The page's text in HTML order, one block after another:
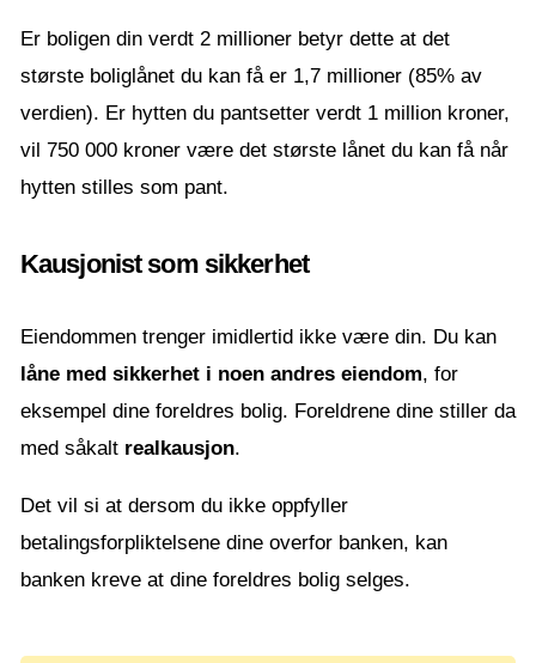
Er boligen din verdt 2 millioner betyr dette at det
største boliglånet du kan få er 1,7 millioner (85% av
verdien). Er hytten du pantsetter verdt 1 million kroner,
vil 750 000 kroner være det største lånet du kan få når
hytten stilles som pant.
Kausjonist som sikkerhet
Eiendommen trenger imidlertid ikke være din. Du kan
låne med sikkerhet i noen andres eiendom, for
eksempel dine foreldres bolig. Foreldrene dine stiller da
med såkalt realkausjon.
Det vil si at dersom du ikke oppfyller
betalingsforpliktelsene dine overfor banken, kan
banken kreve at dine foreldres bolig selges.